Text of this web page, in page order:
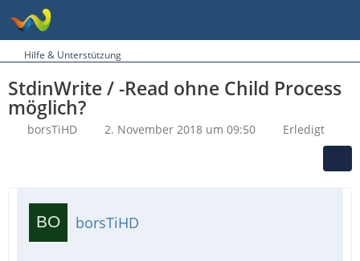
Hilfe & Unterstützung
StdinWrite / -Read ohne Child Process
möglich?
borsTiHD 2. November 2018 um 09:50 Erledigt
borsTiHD